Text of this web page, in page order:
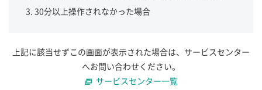
30分以上操作されなかった場合
上記に該当せずこの画面が表示された場合は、サービスセンター
へお問い合わせください。
サービスセンター一覧